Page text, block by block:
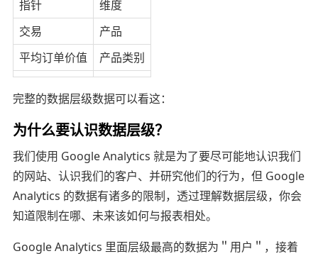
指针
维度
交易
产品
平均订单价值
产品类别
完整的数据层级数据可以看这：
为什么要认识数据层级？
我们使用 Google Analytics 就是为了要尽可能地认识我们
的网站、认识我们的客户、并研究他们的行为，但 Google
Analytics 的数据有诸多的限制，透过理解数据层级，你会
知道限制在哪、未来该如何与报表相处。
Google Analytics 里面层级最高的数据为＂用户＂，接着